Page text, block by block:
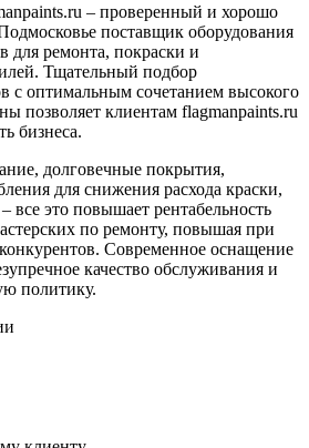
– проверенный и хорошо
поставщик оборудования
для ремонта, покраски и
Тщательный подбор
с оптимальным сочетанием высокого
позволяет клиентам flagmanpaints.ru
бизнеса.
долговечные покрытия,
для снижения расхода краски,
все это повышает рентабельность
по ремонту, повышая при
Современное оснащение
качество обслуживания и
политику.